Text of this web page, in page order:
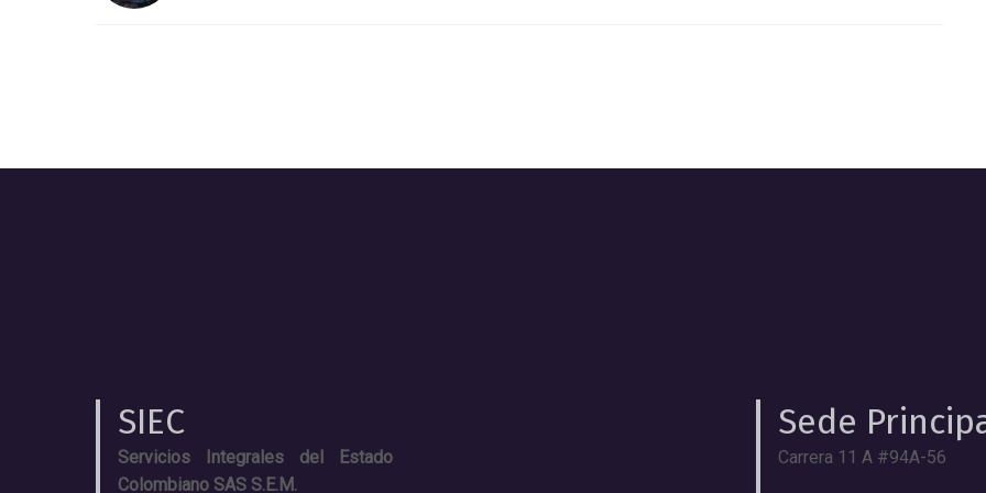
SIEC
Servicios Integrales del Estado
Colombiano SAS S.E.M.
Sede
Carrera 11 A #94A-56